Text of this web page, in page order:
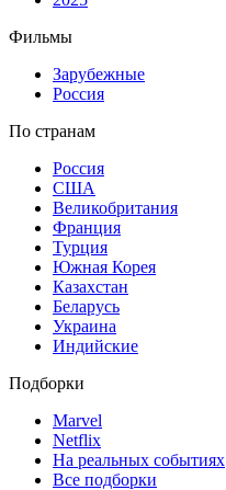
Фильмы
Зарубежные
Россия
По странам
Россия
США
Великобритания
Франция
Турция
Южная Корея
Казахстан
Беларусь
Украина
Индийские
Подборки
Marvel
Netflix
На реальных событиях
Все подборки